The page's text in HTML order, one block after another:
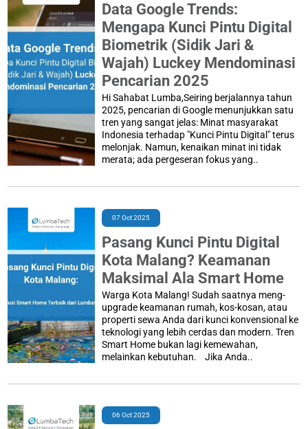
Data Google Trends:
Mengapa Kunci Pintu Digital
Biometrik (Sidik Jari &
Wajah) Luckey Mendominasi
Pencarian 2025
Hi Sahabat Lumba,Seiring berjalannya tahun
2025, pencarian di Google menunjukkan satu
tren yang sangat jelas: Minat masyarakat
Indonesia terhadap "Kunci Pintu Digital" terus
melonjak. Namun, kenaikan minat ini tidak
merata; ada pergeseran fokus yang..
07 Oct 2025
Pasang Kunci Pintu Digital
Kota Malang? Keamanan
Maksimal Ala Smart Home
Warga Kota Malang! Sudah saatnya meng-
upgrade keamanan rumah, kos-kosan, atau
properti sewa Anda dari kunci konvensional ke
teknologi yang lebih cerdas dan modern. Tren
Smart Home bukan lagi kemewahan,
melainkan kebutuhan. Jika Anda..
06 Oct 2025